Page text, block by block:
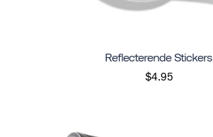
Reflecterende Stickers
$4.95